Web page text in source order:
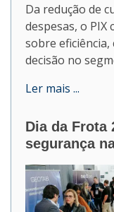
Da redução de
despesas, o
sobre
decisão no
Ler mais ...
Dia da Frota
segurança